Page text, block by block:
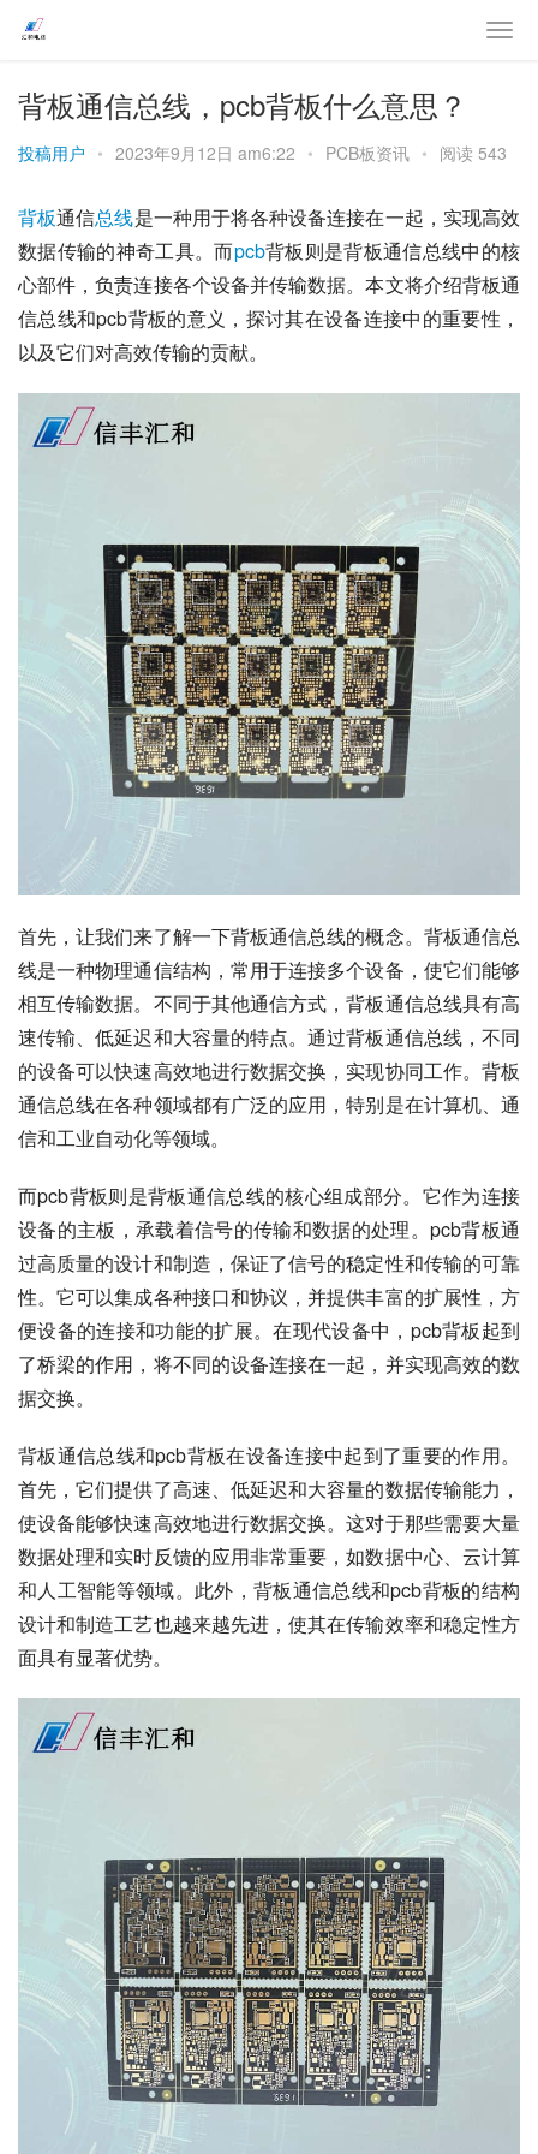
背板通信总线，pcb背板什么意思？
投稿用户 • 2023年9月12日 am6:22 • PCB板资讯 • 阅读 543
背板通信总线是一种用于将各种设备连接在一起，实现高效
数据传输的神奇工具。而pcb背板则是背板通信总线中的核
心部件，负责连接各个设备并传输数据。本文将介绍背板通
信总线和pcb背板的意义，探讨其在设备连接中的重要性，
以及它们对高效传输的贡献。
首先，让我们来了解一下背板通信总线的概念。背板通信总
线是一种物理通信结构，常用于连接多个设备，使它们能够
相互传输数据。不同于其他通信方式，背板通信总线具有高
速传输、低延迟和大容量的特点。通过背板通信总线，不同
的设备可以快速高效地进行数据交换，实现协同工作。背板
通信总线在各种领域都有广泛的应用，特别是在计算机、通
信和工业自动化等领域。
而pcb背板则是背板通信总线的核心组成部分。它作为连接
设备的主板，承载着信号的传输和数据的处理。pcb背板通
过高质量的设计和制造，保证了信号的稳定性和传输的可靠
性。它可以集成各种接口和协议，并提供丰富的扩展性，方
便设备的连接和功能的扩展。在现代设备中，pcb背板起到
了桥梁的作用，将不同的设备连接在一起，并实现高效的数
据交换。
背板通信总线和pcb背板在设备连接中起到了重要的作用。
首先，它们提供了高速、低延迟和大容量的数据传输能力，
使设备能够快速高效地进行数据交换。这对于那些需要大量
数据处理和实时反馈的应用非常重要，如数据中心、云计算
和人工智能等领域。此外，背板通信总线和pcb背板的结构
设计和制造工艺也越来越先进，使其在传输效率和稳定性方
面具有显著优势。